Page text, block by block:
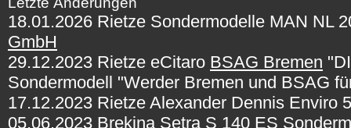
18.01.2026 Rietze Sondermodelle MAN NL
GmbH
29.12.2023 Rietze eCitaro BSAG Bremen
Sondermodell "Werder Bremen und BSAG
17.12.2023 Rietze Alexander Dennis Enviro
05.06.2023 Brekina Setra S 140 ES